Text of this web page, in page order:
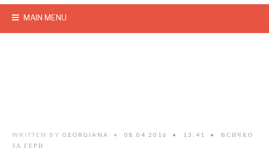
MAIN MENU
WRITTEN BY GEORGIANA • 08.04.2016 • 13:41 •
ВСИЧКО
ЗА ГЕРИ